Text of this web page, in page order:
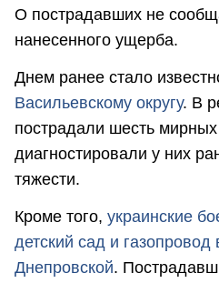
О пострадавших не
нанесенного ущерба.
Днем ранее стало
Васильевскому округу. В
пострадали шесть
диагностировали у них
тяжести.
Кроме того, украинские
детский сад и газопровод
Днепровской.